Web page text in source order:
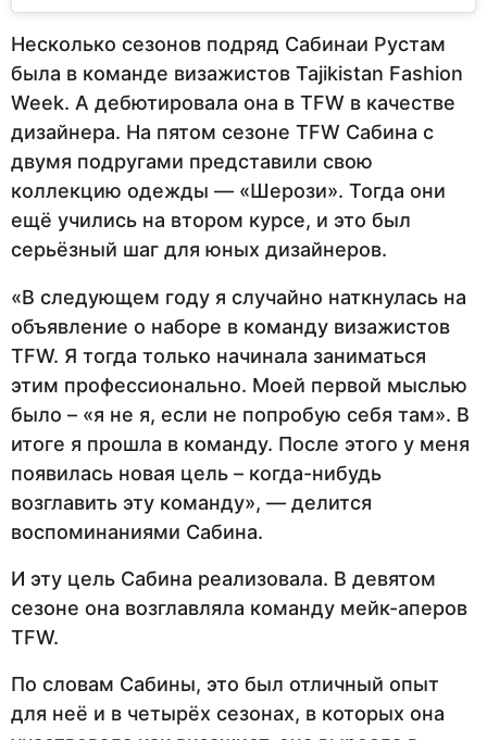
Несколько сезонов подряд Сабинаи Рустам
была в команде визажистов Tajikistan Fashion
Week. А дебютировала она в TFW в качестве
дизайнера. На пятом сезоне TFW Сабина с
двумя подругами представили свою
коллекцию одежды — «Шерози». Тогда они
ещё учились на втором курсе, и это был
серьёзный шаг для юных дизайнеров.
«В следующем году я случайно наткнулась на
объявление о наборе в команду визажистов
TFW. Я тогда только начинала заниматься
этим профессионально. Моей первой мыслью
было – «я не я, если не попробую себя там». В
итоге я прошла в команду. После этого у меня
появилась новая цель – когда-нибудь
возглавить эту команду», — делится
воспоминаниями Сабина.
И эту цель Сабина реализовала. В девятом
сезоне она возглавляла команду мейк-аперов
TFW.
По словам Сабины, это был отличный опыт
для неё и в четырёх сезонах, в которых она